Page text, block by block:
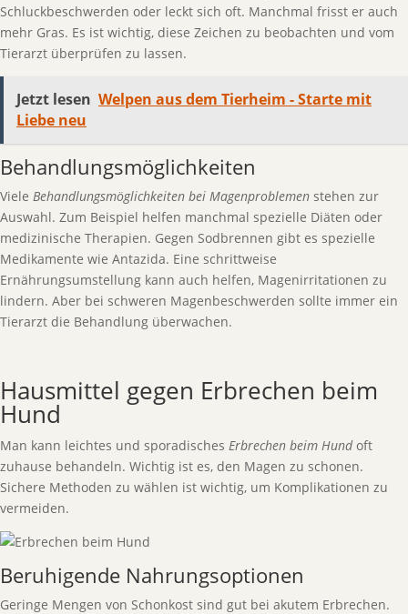
Schluckbeschwerden oder leckt sich oft. Manchmal frisst er auch
mehr Gras. Es ist wichtig, diese Zeichen zu beobachten und vom
Tierarzt überprüfen zu lassen.
Jetzt lesen Welpen aus dem Tierheim - Starte mit
Liebe neu
Behandlungsmöglichkeiten
Viele Behandlungsmöglichkeiten bei Magenproblemen stehen zur
Auswahl. Zum Beispiel helfen manchmal spezielle Diäten oder
medizinische Therapien. Gegen Sodbrennen gibt es spezielle
Medikamente wie Antazida. Eine schrittweise
Ernährungsumstellung kann auch helfen, Magenirritationen zu
lindern. Aber bei schweren Magenbeschwerden sollte immer ein
Tierarzt die Behandlung überwachen.
Hausmittel gegen Erbrechen beim
Hund
Man kann leichtes und sporadisches Erbrechen beim Hundoft
zuhause behandeln. Wichtig ist es, den Magen zu schonen.
Sichere Methoden zu wählen ist wichtig, um Komplikationen zu
vermeiden.
Beruhigende Nahrungsoptionen
Geringe Mengen von Schonkost sind gut bei akutem Erbrechen.